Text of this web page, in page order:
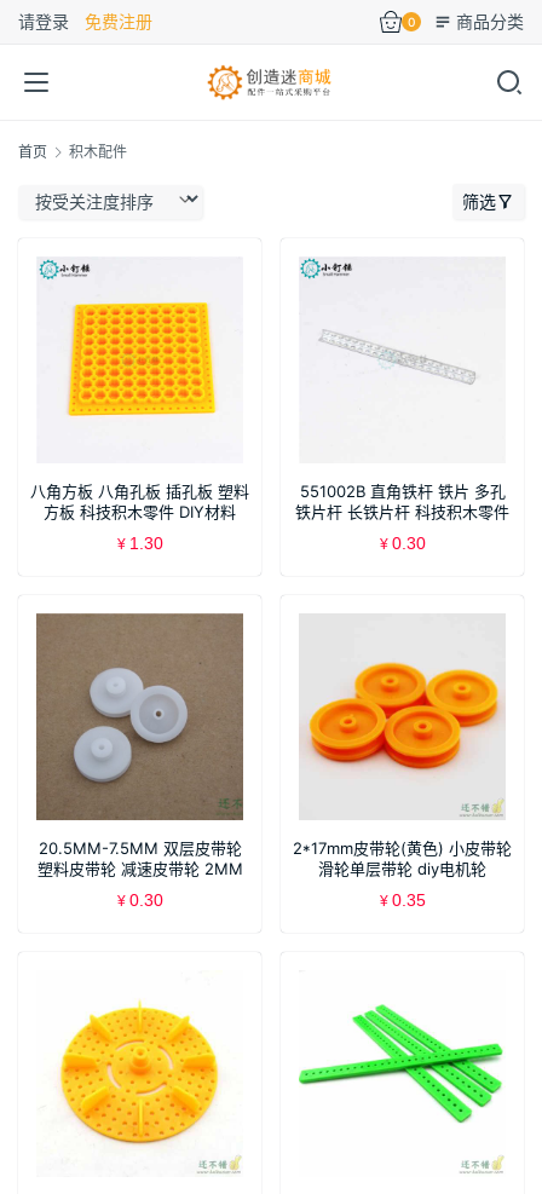
请登录 免费注册 0 商品分类
首页 积木配件
筛选
八角方板 八角孔板 插孔板 塑料
方板 科技积木零件 DIY材料
¥ 1.30
551002B 直角铁杆 铁片 多孔
铁片杆 长铁片杆 科技积木零件
¥ 0.30
20.5MM-7.5MM 双层皮带轮
塑料皮带轮 减速皮带轮 2MM
轴电机带轮
¥ 0.30
2*17mm皮带轮(黄色) 小皮带轮
滑轮单层带轮 diy电机轮
¥ 0.35